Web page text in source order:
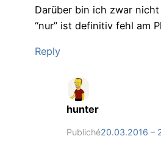
Darüber bin ich zwar
“nur” ist definitiv fehl am
Reply
hunter
Publiché20.03.2016 –